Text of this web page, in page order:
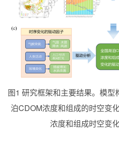
图1 研究框架和主要结果。模型
泊CDOM浓度和组成的时空变
浓度和组成时空变